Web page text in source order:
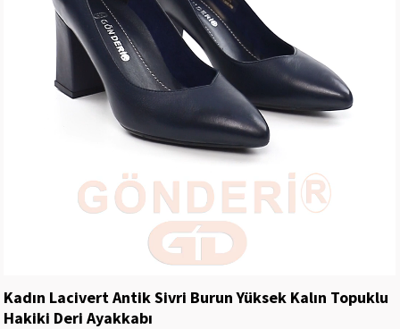
Kadın Lacivert Antik Sivri Burun Yüksek Kalın Topuklu
Hakiki Deri Ayakkabı